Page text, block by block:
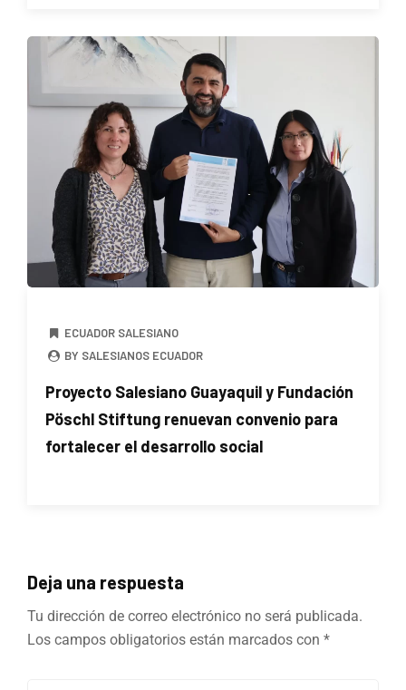
ECUADOR SALESIANO
BY SALESIANOS ECUADOR
Proyecto Salesiano Guayaquil y Fundación
Pöschl Stiftung renuevan convenio para
fortalecer el desarrollo social
Deja una respuesta
Tu dirección de correo electrónico no será publicada.
Los campos obligatorios están marcados con *